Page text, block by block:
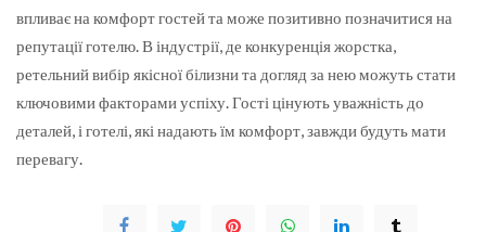
впливає на комфорт гостей та може позитивно позначитися на
репутації готелю. В індустрії, де конкуренція жорстка,
ретельний вибір якісної білизни та догляд за нею можуть стати
ключовими факторами успіху. Гості цінують уважність до
деталей, і готелі, які надають їм комфорт, завжди будуть мати
перевагу.